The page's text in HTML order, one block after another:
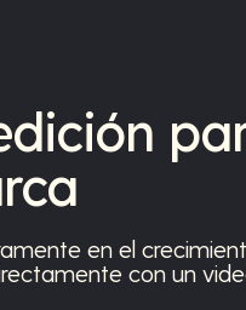
en el
con un